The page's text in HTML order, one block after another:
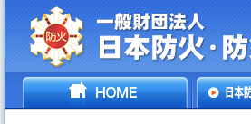
一般財団法人日
HOME